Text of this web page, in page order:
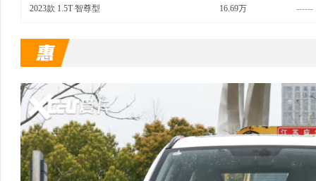
2023款 1.5T 智尊型 16.69万 ------